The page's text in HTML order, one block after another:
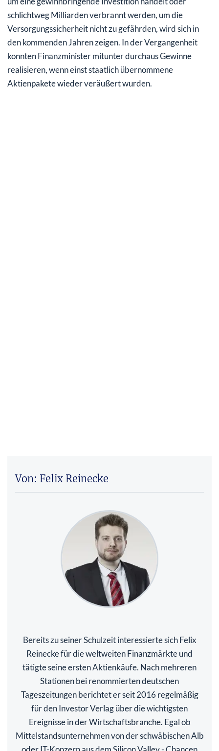
schlichtweg Milliarden verbrannt werden, um die
Versorgungssicherheit nicht zu gefährden, wird sich in
den kommenden Jahren zeigen. In der Vergangenheit
konnten Finanzminister mitunter durchaus Gewinne
realisieren, wenn einst staatlich übernommene
Aktienpakete wieder veräußert wurden.
Von: Felix Reinecke
Bereits zu seiner Schulzeit interessierte sich Felix
Reinecke für die weltweiten Finanzmärkte und
tätigte seine ersten Aktienkäufe. Nach mehreren
Stationen bei renommierten deutschen
Tageszeitungen berichtet er seit 2016 regelmäßig
für den Investor Verlag über die wichtigsten
Ereignisse in der Wirtschaftsbranche. Egal ob
Mittelstandsunternehmen von der schwäbischen Alb